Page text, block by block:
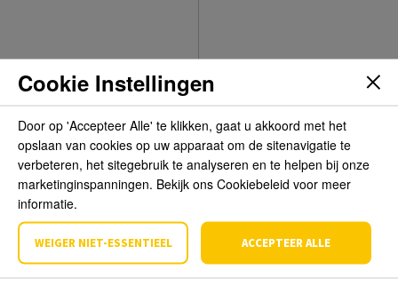
Bloedzusjes
K.R. Alexander
€ 11,99
€ 17,99
De laatste helden op
€ 10,49
€ 15,99
Cookie Instellingen
Door op 'Accepteer Alle' te klikken, gaat u akkoord met het
opslaan van cookies op uw apparaat om de sitenavigatie te
verbeteren, het sitegebruik te analyseren en te helpen bij onze
marketinginspanningen. Bekijk ons Cookiebeleid voor meer
informatie.
WEIGER NIET-ESSENTIEEL ACCEPTEER ALLE